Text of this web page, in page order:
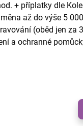
+ příplatky dle
až do výše 5
(oběd jen za
a ochranné